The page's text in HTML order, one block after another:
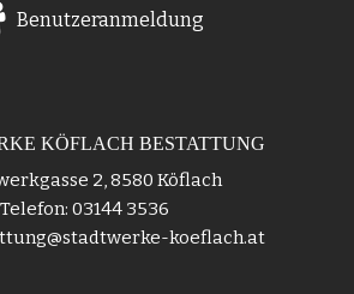
Benutzeranmeldung
KÖFLACH BESTATTUNG
2, 8580 Köflach
Telefon: 03144 3536
koeflach.at